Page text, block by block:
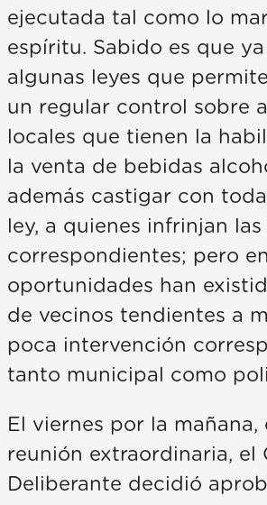
ejecutada tal como lo
espíritu. Sabido es que
algunas leyes que
un regular control sobre
locales que tienen la
la venta de bebidas
además castigar con
ley, a quienes infrinjan las
correspondientes; pero
oportunidades han
de vecinos tendientes a
poca intervención
tanto municipal como
El viernes por la mañana,
reunión extraordinaria, el
Deliberante decidió